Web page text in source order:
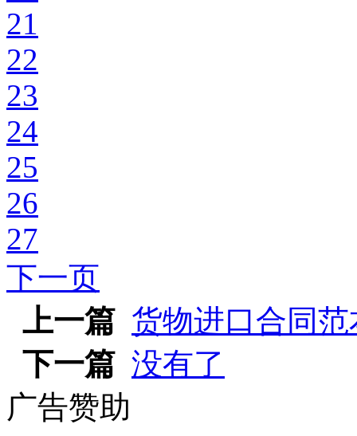
21
22
23
24
25
26
27
下一页
上一篇 货物进口合同范
下一篇 没有了
广告赞助